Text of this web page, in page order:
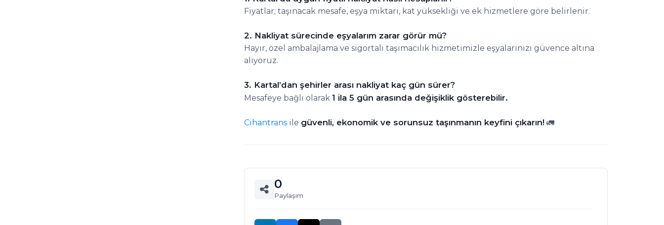
Fiyatlar; taşınacak mesafe, eşya miktarı, kat yüksekliği ve ek hizmetlere göre belirlenir.
2. Nakliyat sürecinde eşyalarım zarar görür mü?
Hayır, özel ambalajlama ve sigortalı taşımacılık hizmetimizle eşyalarınızı güvence altına
alıyoruz.
3. Kartal’dan şehirler arası nakliyat kaç gün sürer?
Mesafeye bağlı olarak 1 ila 5 gün arasında değişiklik gösterebilir.
Cihantrans ile güvenli, ekonomik ve sorunsuz taşınmanın keyfini çıkarın! 🚛
0
Paylaşım